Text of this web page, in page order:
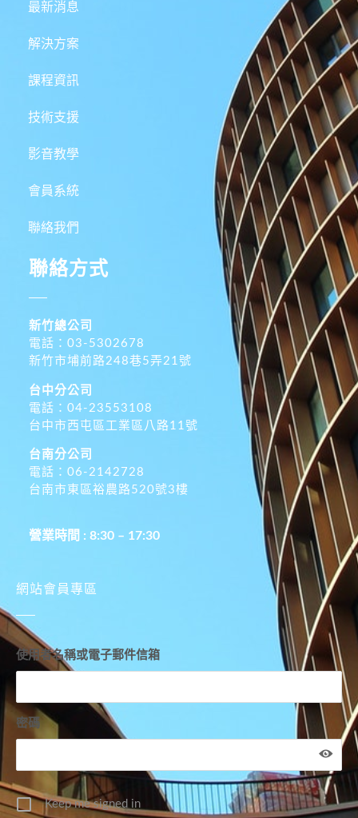
最新消息
解決方案
課程資訊
技術支援
影音教學
會員系統
聯絡我們
聯絡方式
新竹總公司
電話：03-5302678
新竹市埔前路248巷5弄21號
台中分公司
電話：04-23553108
台中市西屯區工業區八路11號
台南分公司
電話：06-2142728
台南市東區裕農路520號3樓
營業時間 : 8:30 – 17:30
網站會員專區
使用者名稱或電子郵件信箱
密碼
Keep me signed in